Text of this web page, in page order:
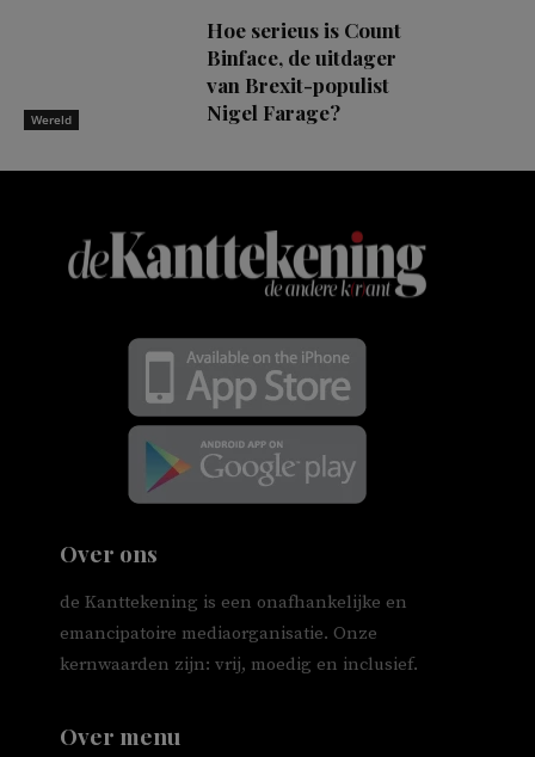
Wereld
Hoe serieus is Count
Binface, de uitdager
van Brexit-populist
Nigel Farage?
Over ons
de Kanttekening is een onafhankelijke en
emancipatoire mediaorganisatie. Onze
kernwaarden zijn: vrij, moedig en inclusief.
Over menu